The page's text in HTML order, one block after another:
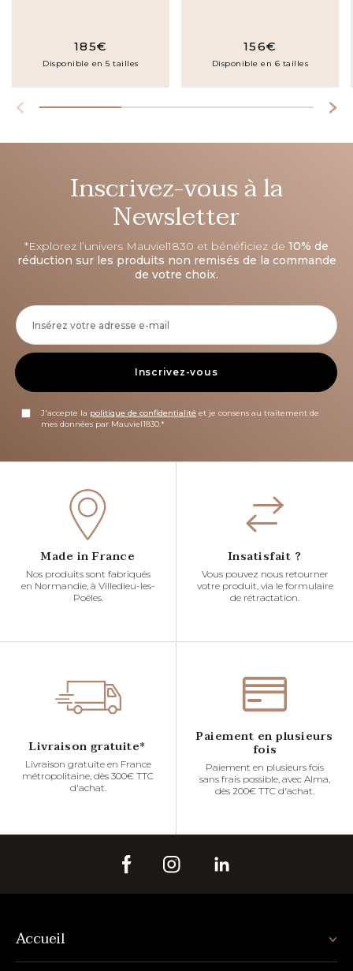
185€
Disponible en 5 tailles
156€
Disponible en 6 tailles
Inscrivez-vous à la
Newsletter
*Explorez l’univers Mauviel1830 et bénéficiez de 10% de
réduction sur les produits non remisés de la commande
de votre choix.
Inscrivez-vous
J'accepte la politique de confidentialité et je consens au traitement de
mes données par Mauviel1830.*
Made in France
Nos produits sont fabriqués
en Normandie, à Villedieu-les-
Poêles.
Insatisfait ?
Vous pouvez nous retourner
votre produit, via le formulaire
de rétractation.
Livraison gratuite*
Livraison gratuite en France
métropolitaine, dès 300€ TTC
d'achat.
Paiement en plusieurs
fois
Paiement en plusieurs fois
sans frais possible, avec Alma,
dès 200€ TTC d'achat.
Accueil